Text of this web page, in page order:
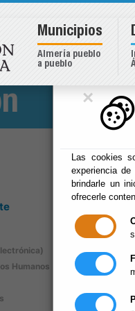
×
Las cookies
experiencia
brindarle un
ofrecerle
Humanos
Municipios
Almería pueblo
a pueblo